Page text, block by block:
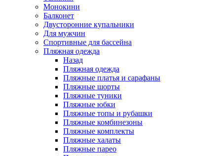
Монокини
Балконет
Двусторонние купальники
Для мужчин
Спортивные для бассейна
Пляжная одежда
Назад
Пляжная одежда
Пляжные платья и сарафаны
Пляжные шорты
Пляжные туники
Пляжные юбки
Пляжные топы и рубашки
Пляжные комбинезоны
Пляжные комплекты
Пляжные халаты
Пляжные парео